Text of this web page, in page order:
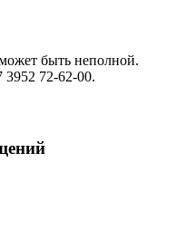
быть неполной.
3952 72-62-00.